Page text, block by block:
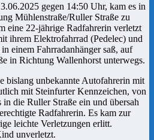
gegen 14:50 Uhr, kam es in
Mühlenstraße/Ruller Straße zu
eine 22-jährige Radfahrerin verletzt
ihrem Elektrofahrrad (Pedelec) und
einem Fahrradanhänger saß, auf
in Richtung Wallenhorst unterwegs.
bislang unbekannte Autofahrerin mit
mit Steinfurter Kennzeichen, von
die Ruller Straße ein und übersah
Radfahrerin. Es kam zur
leichte Verletzungen erlitt.
unverletzt.